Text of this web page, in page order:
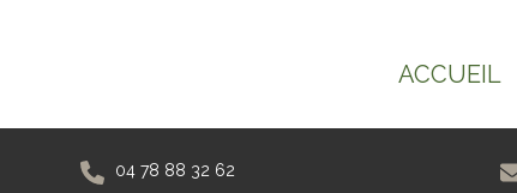
ACCUEIL
04 78 88 32 62